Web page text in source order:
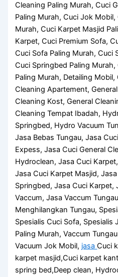
Cleaning Paling Murah, Cuci
Paling Murah, Cuci Jok
Murah, Cuci Karpet Masjid
Karpet, Cuci Premium Sofa,
Cuci Sofa Paling Murah, Cuci
Cuci Springbed Paling
Paling Murah, Detailing
Cleaning Apartement,
Cleaning Kost, General
Cleaning Tempat Ibadah,
Springbed, Hydro Vacuum
Jasa Bebas Tungau, Jasa
Expess, Jasa Cuci General
Hydroclean, Jasa Cuci
Jasa Cuci Karpet Masjid,
Springbed, Jasa Cuci Karpet,
Vaccum, Jasa Vaccum
Menghilangkan Tungau,
Spesialis Cuci Sofa, Spesialis
Paling Murah, Vaccum
Vacuum Jok Mobil, jasaCuci
karpet masjid,Cuci karpet
spring bed,Deep clean,